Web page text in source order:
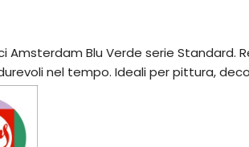
Amsterdam Blu Verde serie Standard.
nel tempo. Ideali per pittura,